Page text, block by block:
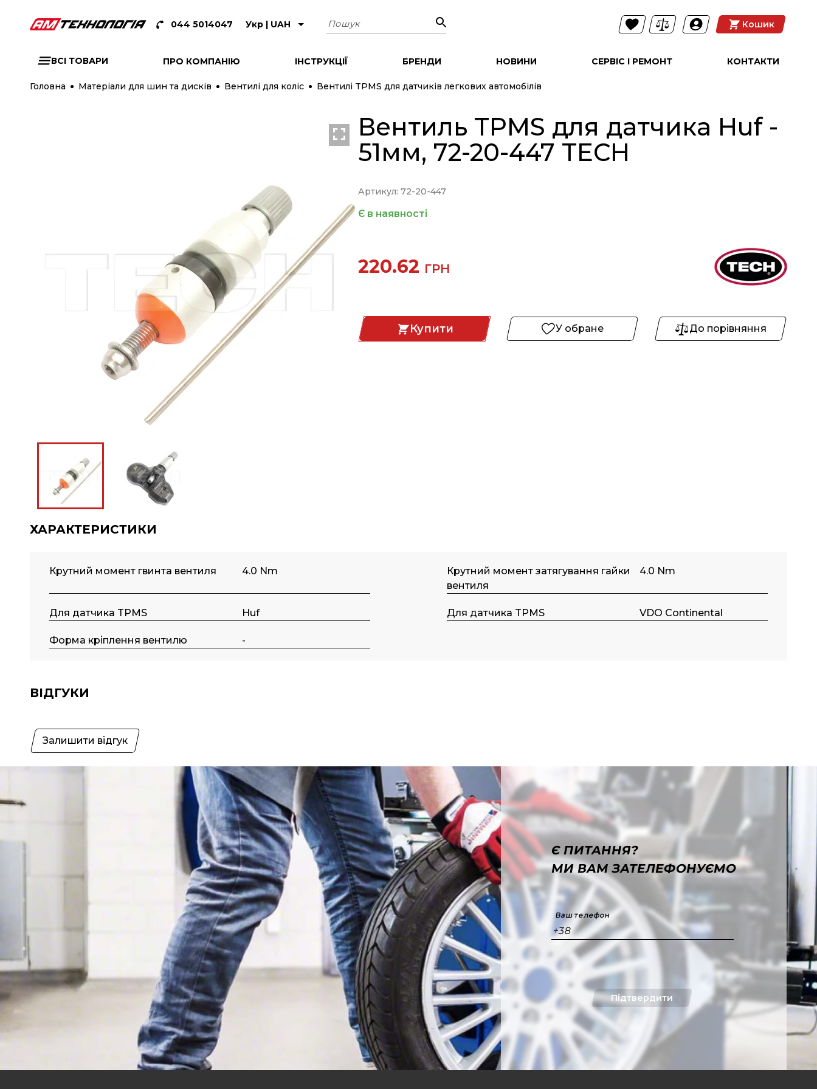
044 5014047 Укр | UAH Пошук Кошик
ВСІ ТОВАРИ ПРО КОМПАНІЮ ІНСТРУКЦІЇ БРЕНДИ НОВИНИ СЕРВІС І РЕМОНТ КОНТАКТИ
Головна Матеріали для шин та дисків Вентилі для коліс Вентилі TPMS для датчиків легкових автомобілів
Вентиль TPMS для датчика Huf -
51мм, 72-20-447 TECH
Артикул: 72-20-447
Є в наявності
220.62 ГРН
Купити У обране До порівняння
ХАРАКТЕРИСТИКИ
Крутний момент гвинта вентиля 4.0 Nm
Крутний момент затягування гайки
вентиля
4.0 Nm
Для датчика TPMS Huf Для датчика TPMS VDO Continental
Форма кріплення вентилю -
ВІДГУКИ
Залишити відгук
Є ПИТАННЯ?
МИ ВАМ ЗАТЕЛЕФОНУЄМО
Ваш телефон
+38
Підтвердити